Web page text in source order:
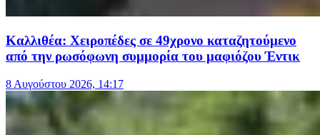
Καλλιθέα: Χειροπέδες σε 49χρονο καταζητούμενο
από την ρωσόφωνη συμμορία του μαφιόζου Έντικ
8 Αυγούστου 2026, 14:17